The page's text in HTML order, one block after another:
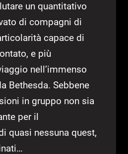
un quantitativo
di compagni di
capace di
e più
nell’immenso
Bethesda. Sebbene
in gruppo non sia
per il
quasi nessuna quest,